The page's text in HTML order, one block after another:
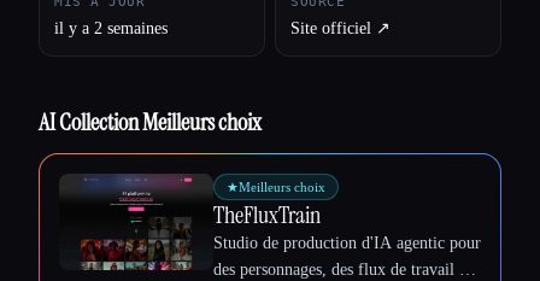
Esc
il y a 2 semaines Site officiel ↗︎
AI Collection Meilleurs choix
★Meilleurs choix
TheFluxTrain
Studio de production d'IA agentic pour
des personnages, des flux de travail et